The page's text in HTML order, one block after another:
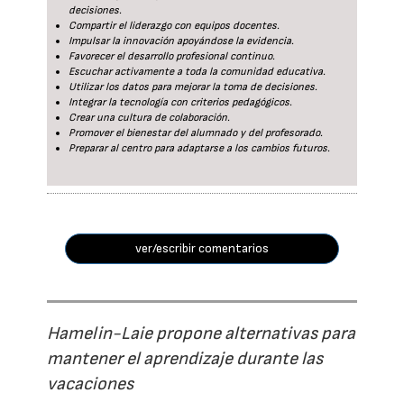
decisiones.
Compartir el liderazgo con equipos docentes.
Impulsar la innovación apoyándose la evidencia.
Favorecer el desarrollo profesional continuo.
Escuchar activamente a toda la comunidad educativa.
Utilizar los datos para mejorar la toma de decisiones.
Integrar la tecnología con criterios pedagógicos.
Crear una cultura de colaboración.
Promover el bienestar del alumnado y del profesorado.
Preparar al centro para adaptarse a los cambios futuros.
ver/escribir comentarios
Hamelin-Laie propone alternativas para
mantener el aprendizaje durante las
vacaciones